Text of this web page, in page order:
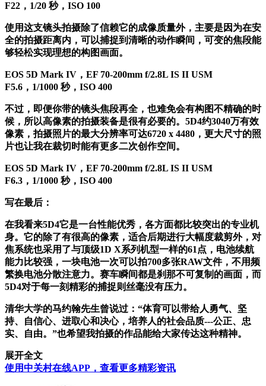
F22，1/20 秒，ISO 100
使用这支镜头拍摄除了信赖它的成像质量外，主要是因为在安
全的拍摄距离内，可以捕捉到清晰的动作瞬间，可变的焦段能
够轻松实现理想的构图画面。
EOS 5D Mark IV，EF 70-200mm f/2.8L IS II USM
F5.6，1/1000 秒，ISO 400
不过，即便你带的镜头焦段再全，也难免会有构图不精确的时
候，所以高像素的拍摄装备是很有必要的。5D4约3040万有效
像素，拍摄照片的最大分辨率可达6720 x 4480，更大尺寸的照
片也让我在裁切时能有更多二次创作空间。
EOS 5D Mark IV，EF 70-200mm f/2.8L IS II USM
F6.3，1/1000 秒，ISO 400
写在最后：
在我看来5D4它是一台性能优秀，各方面都比较突出的专业机
身。它的除了有很高的像素，适合后期进行大幅度裁剪外，对
焦系统也采用了与顶级1D X系列机型一样的61点，电池续航
能力比较强，一块电池一次可以拍700多张RAW文件，不用频
繁换电池分散注意力。赛车瞬间都是刹那不可复制的画面，而
5D4对于每一刻精彩的捕捉则丝毫没有压力。
清华大学的马约翰先生曾说过：“体育可以带给人勇气、坚
持、自信心、进取心和决心，培养人的社会品质---公正、忠
实、自由。”也希望我拍摄的作品能给大家传达这种精神。
展开全文
使用中关村在线APP，查看更多精彩资讯